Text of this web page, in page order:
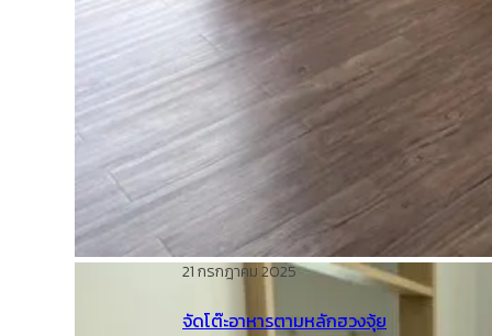
21 กรกฎาคม 2025
จัดโต๊ะอาหารตามหลักฮวงจุ้ย